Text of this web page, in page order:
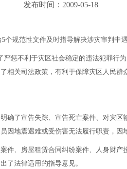
发布时间：2009-05-18
规范性文件及时指导解决涉灾审判中
不利于灾区社会稳定的违法犯罪行
相关司法政策，有利于保障灾区人民
了宣告失踪、宣告死亡案件、对灾区
地震遇难或受伤害无法履行职责，因
、房屋租赁合同纠纷案件、人身财产
了法律适用的指导意见。